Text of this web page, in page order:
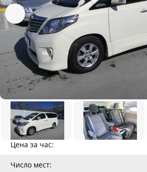
Цена за час:
Число мест: